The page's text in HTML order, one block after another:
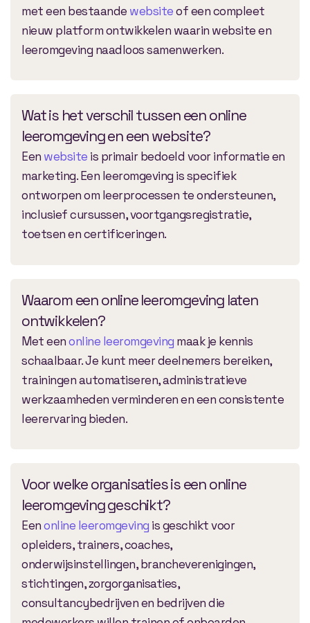
met een bestaande websiteof een compleet
nieuw platform ontwikkelen waarin website en
leeromgeving naadloos samenwerken.
Wat is het verschil tussen een online
leeromgeving en een website?
Een website is primair bedoeld voor informatie en
marketing. Een leeromgeving is specifiek
ontworpen om leerprocessen te ondersteunen,
inclusief cursussen, voortgangsregistratie,
toetsen en certificeringen.
Waarom een online leeromgeving laten
ontwikkelen?
Met eenonline leeromgeving maak je kennis
schaalbaar. Je kunt meer deelnemers bereiken,
trainingen automatiseren, administratieve
werkzaamheden verminderen en een consistente
leerervaring bieden.
Voor welke organisaties is een online
leeromgeving geschikt?
Eenonline leeromgeving is geschikt voor
opleiders, trainers, coaches,
onderwijsinstellingen, brancheverenigingen,
stichtingen, zorgorganisaties,
consultancybedrijven en bedrijven die